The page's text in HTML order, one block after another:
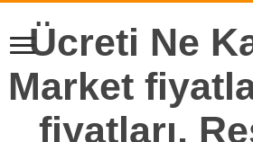
Ücreti Ne
Market
fiyatları,